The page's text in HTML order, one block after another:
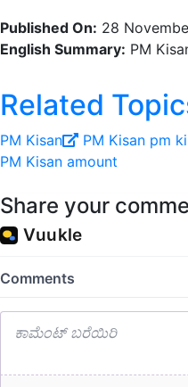
English Summary:PM
Related Topics
PM Kisan PM Kisan pm
PM Kisan amount